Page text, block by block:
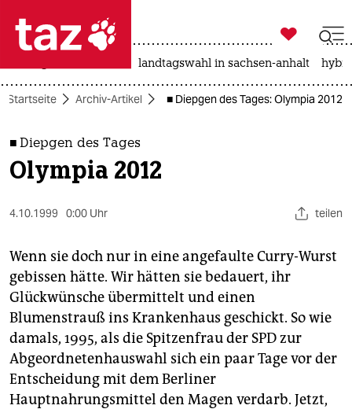
 taz zahl ich
taz zahl ich
themen
politik
öko
gesellschaft
kultur
sport
berlin
nord

taz zahl ich
landtagswahl in sachsen-anhalt
Startseite Archiv-Artikel ■ Diepgen des Tages: Olympia 2012
■ Diepgen des Tages
Olympia 2012
4.10.1999 0:00 Uhr teilen
Wenn sie doch nur in eine angefaulte Curry-Wurst
gebissen hätte. Wir hätten sie bedauert, ihr
Glückwünsche übermittelt und einen
Blumenstrauß ins Krankenhaus geschickt. So wie
damals, 1995, als die Spitzenfrau der SPD zur
Abgeordnetenhauswahl sich ein paar Tage vor der
Entscheidung mit dem Berliner
Hauptnahrungsmittel den Magen verdarb. Jetzt,